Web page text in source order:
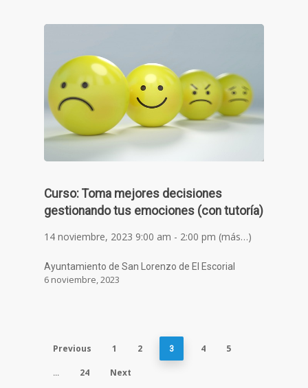
Curso: Toma mejores decisiones
gestionando tus emociones (con tutoría)
14 noviembre, 2023 9:00 am - 2:00 pm (más…)
Ayuntamiento de San Lorenzo de El Escorial
6 noviembre, 2023
Previous 1 2 3 4 5
… 24 Next